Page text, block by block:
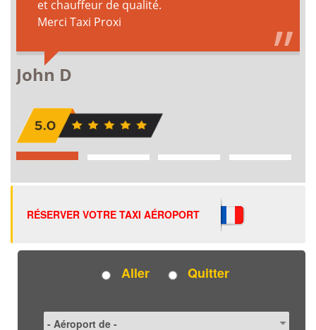
RÉSERVER VOTRE TAXI AÉROPORT
Aller Quitter